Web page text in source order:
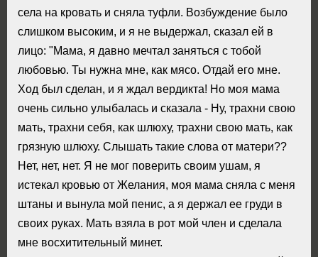
села на кровать и сняла туфли. Возбуждение было
слишком высоким, и я не выдержал, сказал ей в
лицо: "Мама, я давно мечтал заняться с тобой
любовью. Ты нужна мне, как мясо. Отдай его мне.
Ход был сделан, и я ждал вердикта! Но моя мама
очень сильно улыбалась и сказала - Ну, трахни свою
мать, трахни себя, как шлюху, трахни свою мать, как
грязную шлюху. Слышать такие слова от матери??
Нет, нет, нет. Я не мог поверить своим ушам, я
истекал кровью от Желания, моя мама сняла с меня
штаны и вынула мой пенис, а я держал ее груди в
своих руках. Мать взяла в рот мой член и сделала
мне восхитительный минет.